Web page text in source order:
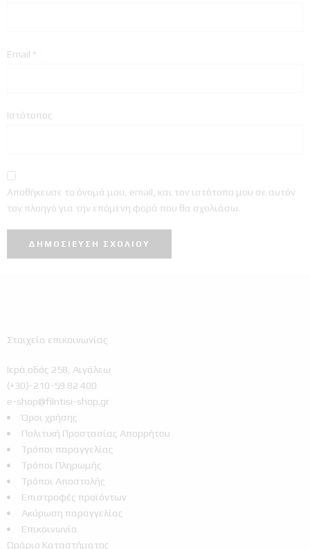
Email *
Ιστότοπος
Αποθήκευσε το όνομά μου, email, και τον ιστότοπο μου σε αυτόν
τον πλοηγό για την επόμενη φορά που θα σχολιάσω.
Στοιχεία επικοινωνίας
Ιερά οδός 258, Αιγάλεω
(+30)-210-59 82 400
e-shop@filntisi-shop.gr
Όροι χρήσης
Πολιτική Προστασίας Απορρήτου
Τρόποι παραγγελίας
Τρόποι Πληρωμής
Τρόποι Αποστολής
Επιστροφές προϊόντων
Ακύρωση παραγγελίας
Επικοινωνία
Ωράριο Καταστήματος